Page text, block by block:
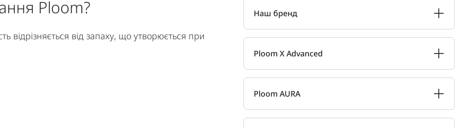
Ploom?
відрізняється від запаху, що утворюється при
Наш бренд
Ploom X Advanced
Ploom AURA